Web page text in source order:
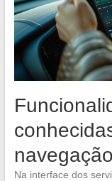
Na interface dos